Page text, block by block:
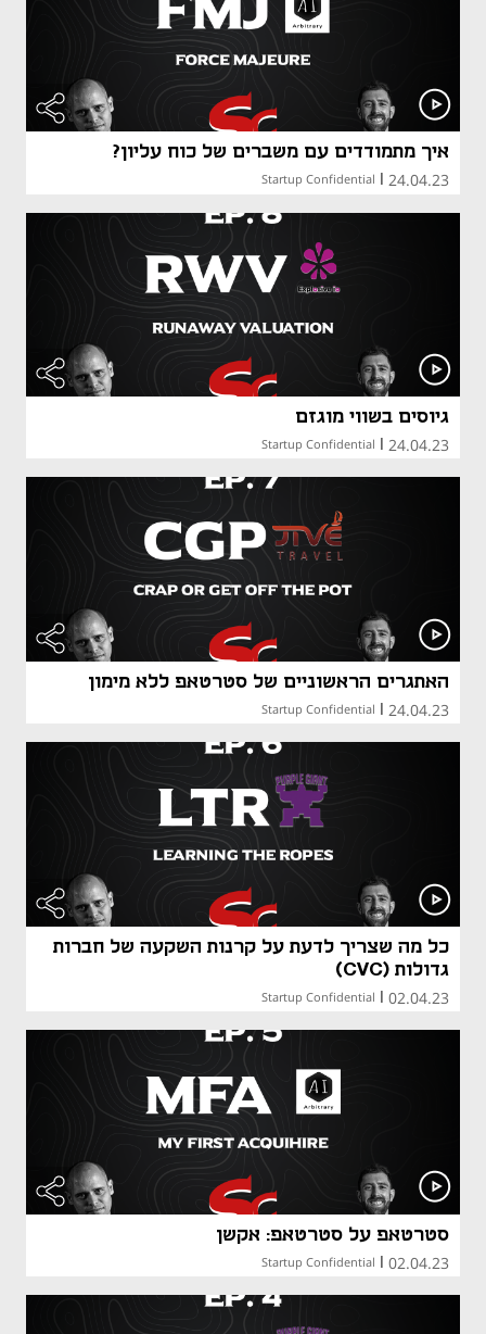
איך מתמודדים עם משברים של כוח עליון?
24.04.23
Startup Confidential
גיוסים בשווי מוגזם
24.04.23
Startup Confidential
האתגרים הראשוניים של סטרטאפ ללא מימון
24.04.23
Startup Confidential
כל מה שצריך לדעת על קרנות השקעה של חברות
גדולות (CVC)
02.04.23
Startup Confidential
סטרטאפ על סטרטאפ: אקשן
02.04.23
Startup Confidential